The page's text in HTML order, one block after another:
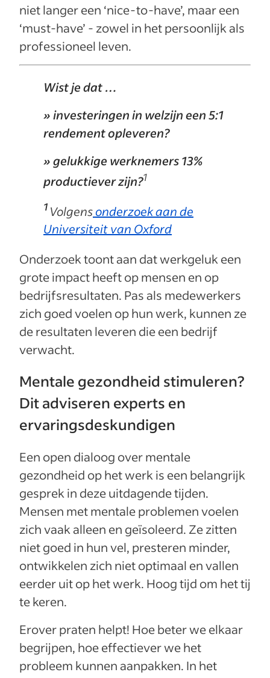
niet langer een ‘nice-to-have’, maar een
‘must-have’ - zowel in het persoonlijk als
professioneel leven.
Wist je dat …
» investeringen in welzijn een 5:1
rendement opleveren?
» gelukkige werknemers 13%
productiever zijn?1
1 Volgensonderzoek aan de
Universiteit van Oxford
Onderzoek toont aan dat werkgeluk een
grote impact heeft op mensen en op
bedrijfsresultaten. Pas als medewerkers
zich goed voelen op hun werk, kunnen ze
de resultaten leveren die een bedrijf
verwacht.
Mentale gezondheid stimuleren?
Dit adviseren experts en
ervaringsdeskundigen
Een open dialoog over mentale
gezondheid op het werk is een belangrijk
gesprek in deze uitdagende tijden.
Mensen met mentale problemen voelen
zich vaak alleen en geïsoleerd. Ze zitten
niet goed in hun vel, presteren minder,
ontwikkelen zich niet optimaal en vallen
eerder uit op het werk. Hoog tijd om het tij
te keren.
Erover praten helpt! Hoe beter we elkaar
begrijpen, hoe effectiever we het
probleem kunnen aanpakken. In het